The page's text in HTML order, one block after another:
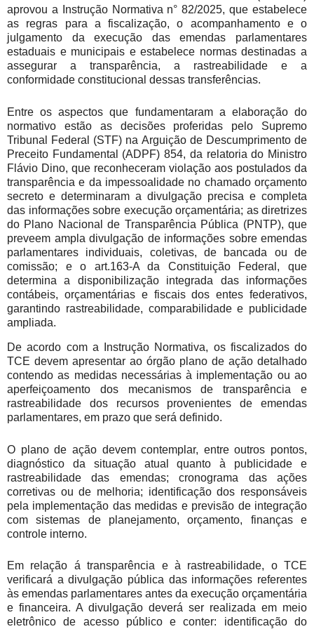
aprovou a Instrução Normativa n° 82/2025, que estabelece
as regras para a fiscalização, o acompanhamento e o
julgamento da execução das emendas parlamentares
estaduais e municipais e estabelece normas destinadas a
assegurar a transparência, a rastreabilidade e a
conformidade constitucional dessas transferências.
Entre os aspectos que fundamentaram a elaboração do
normativo estão as decisões proferidas pelo Supremo
Tribunal Federal (STF) na Arguição de Descumprimento de
Preceito Fundamental (ADPF) 854, da relatoria do Ministro
Flávio Dino, que reconheceram violação aos postulados da
transparência e da impessoalidade no chamado orçamento
secreto e determinaram a divulgação precisa e completa
das informações sobre execução orçamentária; as diretrizes
do Plano Nacional de Transparência Pública (PNTP), que
preveem ampla divulgação de informações sobre emendas
parlamentares individuais, coletivas, de bancada ou de
comissão; e o art.163-A da Constituição Federal, que
determina a disponibilização integrada das informações
contábeis, orçamentárias e fiscais dos entes federativos,
garantindo rastreabilidade, comparabilidadee publicidade
ampliada.
De acordo com a Instrução Normativa, os fiscalizados do
TCE devem apresentar ao órgão plano de ação detalhado
contendo as medidas necessárias à implementação ou ao
aperfeiçoamento dos mecanismos de transparência e
rastreabilidade dos recursos provenientes de emendas
parlamentares, em prazo que será definido.
O plano de ação devem contemplar, entre outros pontos,
diagnóstico da situação atual quanto à publicidade e
rastreabilidade das emendas; cronograma das ações
corretivas ou de melhoria; identificação dos responsáveis
pela implementação das medidas e previsão de integração
com sistemas de planejamento, orçamento, finanças e
controle interno.
Em relação á transparência e à rastreabilidade, o TCE
verificará a divulgação pública das informações referentes
às emendas parlamentares antes da execução orçamentária
e financeira. A divulgação deverá ser realizada em meio
eletrônico de acesso público e conter: identificação do